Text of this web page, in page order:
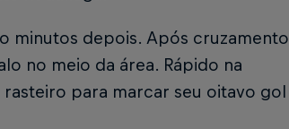
minutos depois. Após cruzamento
no meio da área. Rápido na
para marcar seu oitavo gol